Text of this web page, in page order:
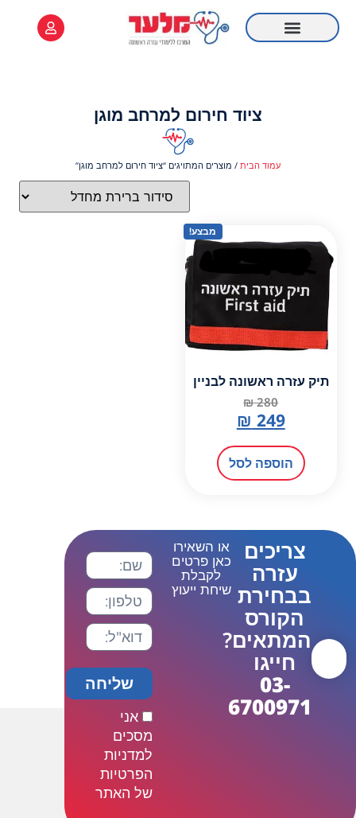
לתוכן
ציוד חירום למרחב מוגן
עמוד הבית / מוצרים המתויגים “ציוד חירום למרחב מוגן”
מבצע!
תיק עזרה ראשונה לבניין
₪280
₪ 249
הוספה לסל
צריכים
עזרה
בבחירת
הקורס
המתאים?
חייגו
03-
6700971
או השאירו
כאן פרטים
לקבלת
שיחת ייעוץ
אני
מסכים
למדניות
הפרטיות
של האתר
שליחה